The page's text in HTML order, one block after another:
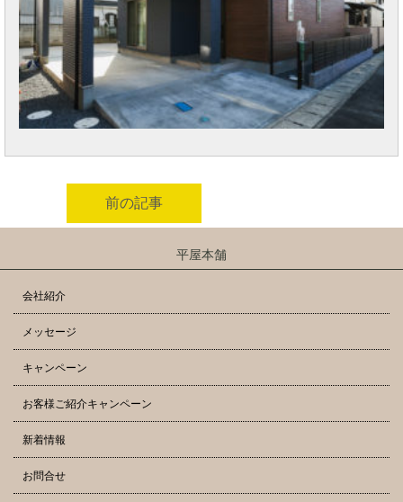
前の記事
平屋本舗
会社紹介
メッセージ
キャンペーン
お客様ご紹介キャンペーン
新着情報
お問合せ